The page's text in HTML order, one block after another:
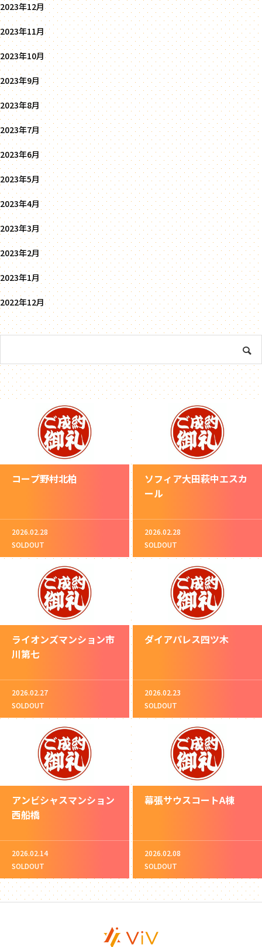
2023年12月
2023年11月
2023年10月
2023年9月
2023年8月
2023年7月
2023年6月
2023年5月
2023年4月
2023年3月
2023年2月
2023年1月
2022年12月
コープ野村北柏
2026.02.28
SOLDOUT
ソフィア大田萩中エスカ
ール
2026.02.28
SOLDOUT
ライオンズマンション市
川第七
2026.02.27
SOLDOUT
ダイアパレス四ツ木
2026.02.23
SOLDOUT
アンビシャスマンション
西船橋
2026.02.14
SOLDOUT
幕張サウスコートA棟
2026.02.08
SOLDOUT